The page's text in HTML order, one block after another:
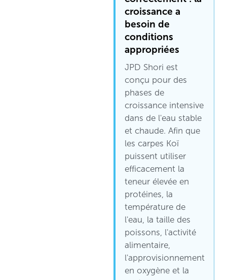
croissance a
besoin de
conditions
appropriées
JPD Shori est
conçu pour des
phases de
croissance intensive
dans de l'eau stable
et chaude. Afin que
les carpes Koï
puissent utiliser
efficacement la
teneur élevée en
protéines, la
température de
l'eau, la taille des
poissons, l'activité
alimentaire,
l'approvisionnement
en oxygène et la